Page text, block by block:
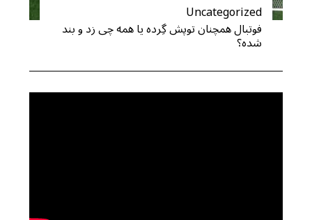
Uncategorized
فوتبال همچنان توپش گِرده یا همه چی زد و بند
شده؟